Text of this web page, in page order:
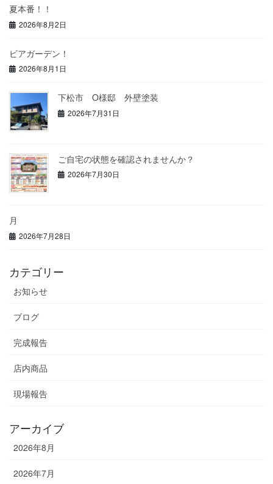
夏本番！！
2026年8月2日
ビアガーデン！
2026年8月1日
下松市 O様邸 外壁塗装
2026年7月31日
ご自宅の状態を確認されませんか？
2026年7月30日
月
2026年7月28日
カテゴリー
お知らせ
ブログ
完成報告
店内商品
現場報告
アーカイブ
2026年8月
2026年7月